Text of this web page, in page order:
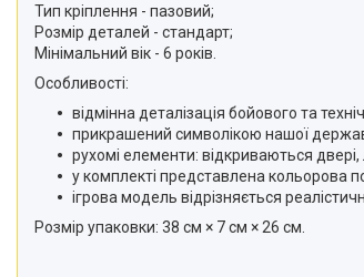
Тип кріплення - пазовий;
Розмір деталей - стандарт;
Мінімальний вік - 6 років.
Особливості:
відмінна деталізація бойового та
прикрашений символікою нашої
рухомі елементи: відкриваються двері,
у комплекті представлена кольорова
ігрова модель відрізняється
Розмір упаковки: 38 см × 7 см × 26 см.